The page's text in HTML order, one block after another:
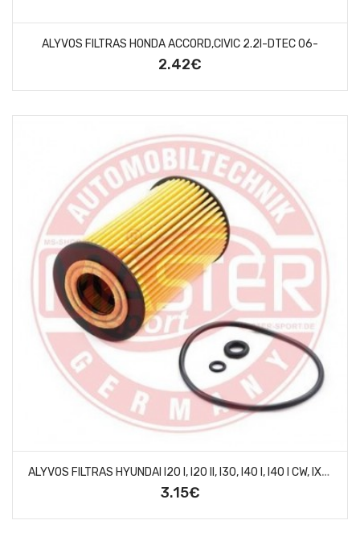
ALYVOS FILTRAS HONDA ACCORD,CIVIC 2.2I-DTEC 06-
2.42€
A
LYVOS FILTRAS HYUNDAI I20 I, I20 II, I30, I40 I, I40 I CW, IX20, IX35, IX55 1.1D-5.0 03.05-
3.15€